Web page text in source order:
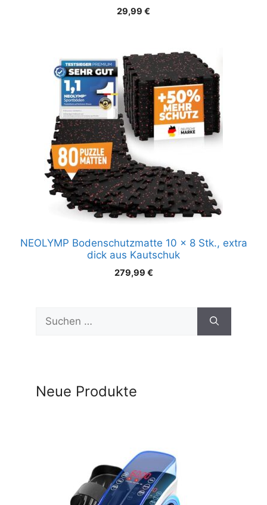
29,99 €
NEOLYMP Bodenschutzmatte 10 x 8 Stk., extra
dick aus Kautschuk
279,99 €
nach:
Neue Produkte